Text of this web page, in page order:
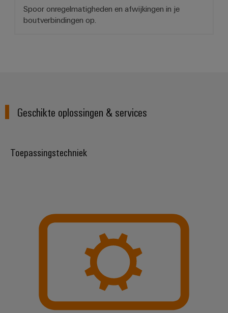
Spoor onregelmatigheden en afwijkingen in je
boutverbindingen op.
Geschikte oplossingen & services
Toepassingstechniek